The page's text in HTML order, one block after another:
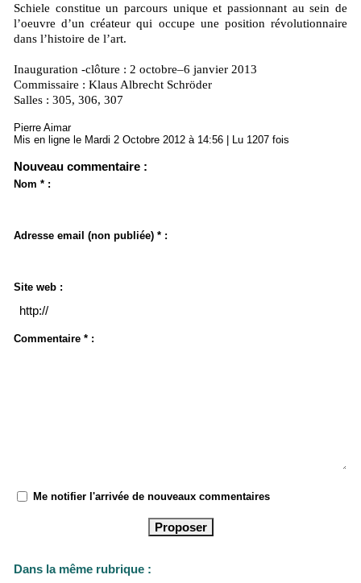
Schiele constitue un parcours unique et passionnant au sein de
l’oeuvre d’un créateur qui occupe une position révolutionnaire
dans l’histoire de l’art.
Inauguration -clôture : 2 octobre–6 janvier 2013
Commissaire : Klaus Albrecht Schröder
Salles : 305, 306, 307
Pierre Aimar
Mis en ligne le Mardi 2 Octobre 2012 à 14:56 | Lu 1207 fois
Nouveau commentaire :
Nom * :
Adresse email (non publiée) * :
Site web :
Commentaire * :
Me notifier l'arrivée de nouveaux commentaires
Dans la même rubrique :